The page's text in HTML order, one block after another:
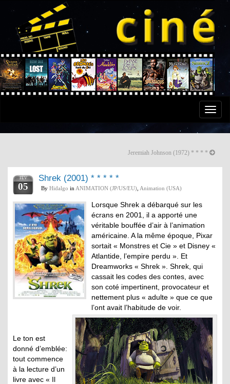
Toggle
Jeremiah Johnson (1972) * * * *
FÉV
05
Shrek (2001) * * * * *
By Hidalgo in ANIMATION (JP/US/EU) Animation (USA)
Lorsque Shrek a débarqué sur les
écrans en 2001, il a apporté une
véritable bouffée d’air à l’animation
américaine. A la même époque, Pixar
sortait « Monstres et Cie » et Disney «
Atlantide, l’empire perdu ». Et
Dreamworks « Shrek ». Shrek, qui
cassait les codes des contes, avec
son coté impertinent, provocateur et
nettement plus « adulte » que ce que
l’ont avait l’habitude de voir.
Le ton est
donné d’emblée:
tout commence
à la lecture d’un
livre avec « Il